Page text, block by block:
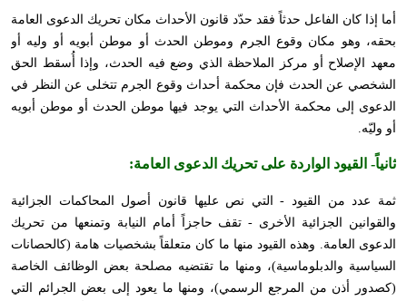
أما إذا كان الفاعل حدثاً فقد حدّد قانون الأحداث مكان تحريك الدعوى العامة
بحقه، وهو مكان وقوع الجرم وموطن الحدث أو موطن أبويه أو وليه أو
معهد الإصلاح أو مركز الملاحظة الذي وضع فيه الحدث، وإذا أُسقط الحق
الشخصي عن الحدث فإن محكمة أحداث وقوع الجرم تتخلى عن النظر في
الدعوى إلى محكمة الأحداث التي يوجد فيها موطن الحدث أو موطن أبويه
أو وليّه.
ثانياً- القيود الواردة على تحريك الدعوى العامة:
ثمة عدد من القيود - التي نص عليها قانون أصول المحاكمات الجزائية
والقوانين الجزائية الأخرى - تقف حاجزاً أمام النيابة وتمنعها من تحريك
الدعوى العامة. وهذه القيود منها ما كان متعلقاً بشخصيات هامة (كالحصانات
السياسية والدبلوماسية)، ومنها ما تقتضيه مصلحة بعض الوظائف الخاصة
(كصدور أذن من المرجع الرسمي)، ومنها ما يعود إلى بعض الجرائم التي